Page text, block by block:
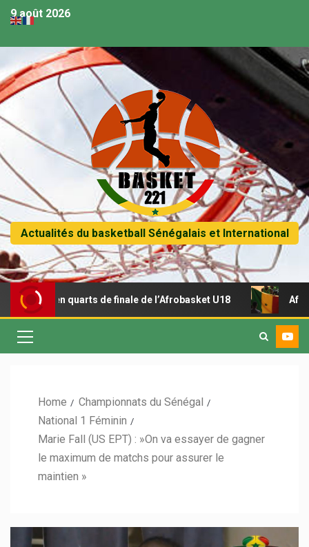
9 août 2026
Actualités du basketball Sénégalais et International
en quarts de finale de l’Afrobasket U18 Afrobasket
Home
Championnats du Sénégal
National 1 Féminin
Marie Fall (US EPT) : »On va essayer de gagner
le maximum de matchs pour assurer le
maintien »